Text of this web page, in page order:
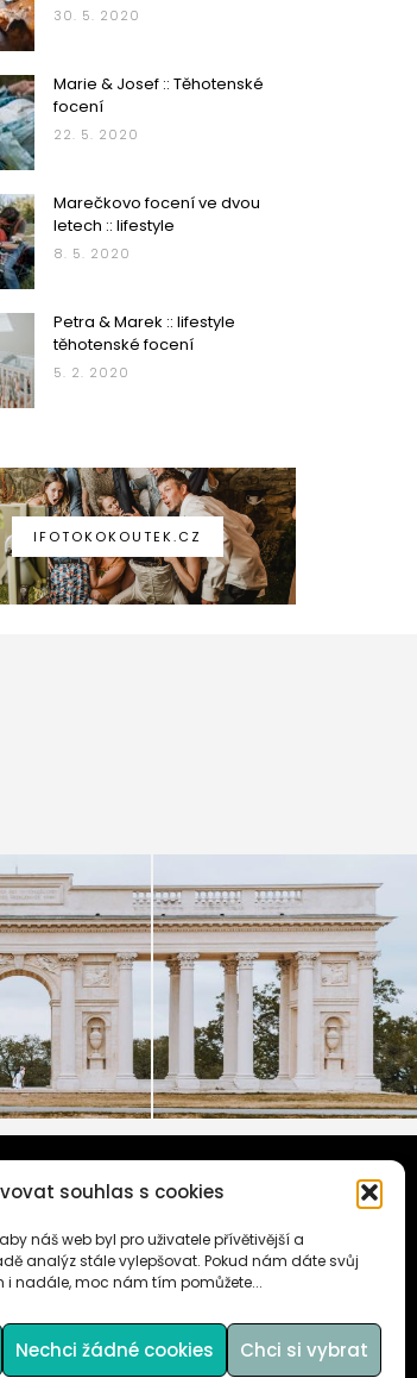
souhlas s cookies
náš web byl pro uživatele přívětivější a
analýz stále vylepšovat. Pokud nám dáte svůj
nadále, moc nám tím pomůžete...
Nechci žádné cookies Chci si vybrat
30. 5. 2020
Marie & Josef :: Těhotenské
focení
22. 5. 2020
Marečkovo focení ve dvou
letech :: lifestyle
8. 5. 2020
Petra & Marek :: lifestyle
těhotenské focení
5. 2. 2020
IFOTOKOKOUTEK.CZ
měli jedno jediné
Jelikož...
5
přání. Jelikož...
18 0